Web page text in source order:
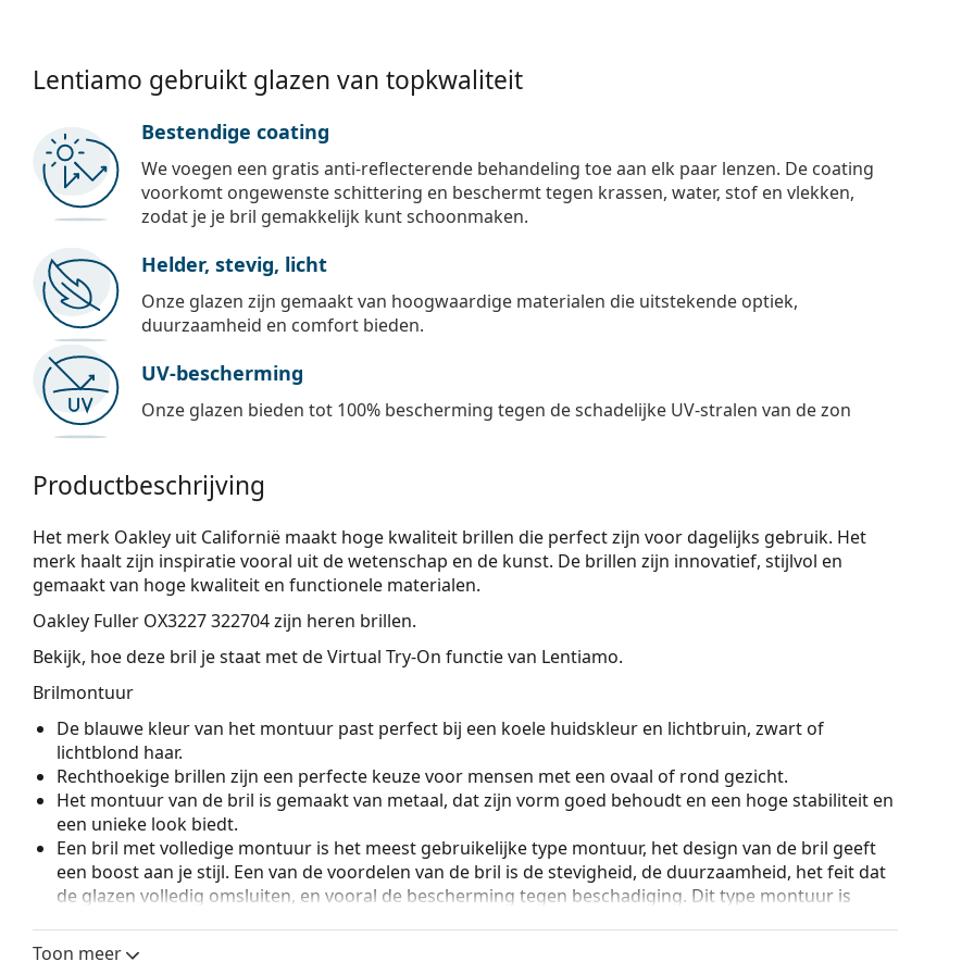
Lentiamo gebruikt glazen van topkwaliteit
Bestendige coating
We voegen een gratis anti-reflecterende behandeling toe aan elk paar lenzen. De coating
voorkomt ongewenste schittering en beschermt tegen krassen, water, stof en vlekken,
zodat je je bril gemakkelijk kunt schoonmaken.
Helder, stevig, licht
Onze glazen zijn gemaakt van hoogwaardige materialen die uitstekende optiek,
duurzaamheid en comfort bieden.
UV-bescherming
Onze glazen bieden tot 100% bescherming tegen de schadelijke UV-stralen van de zon
Productbeschrijving
Het merk Oakley uit Californië maakt hoge kwaliteit brillen die perfect zijn voor dagelijks gebruik. Het
merk haalt zijn inspiratie vooral uit de wetenschap en de kunst. De brillen zijn innovatief, stijlvol en
gemaakt van hoge kwaliteit en functionele materialen.
Oakley Fuller OX3227 322704zijn heren brillen.
Bekijk, hoe deze bril je staat met de Virtual Try-On functie van Lentiamo.
Brilmontuur
De blauwe kleur van het montuur past perfect bij een koele huidskleur en lichtbruin, zwart of
lichtblond haar.
Rechthoekige brillen zijn een perfecte keuze voor mensen met een ovaal of rond gezicht.
Het montuur van de bril is gemaakt van metaal, dat zijn vorm goed behoudt en een hoge stabiliteit en
een unieke look biedt.
Een bril met volledige montuur is het meest gebruikelijke type montuur, het design van de bril geeft
een boost aan je stijl. Een van de voordelen van de bril is de stevigheid, de duurzaamheid, het feit dat
de glazen volledig omsluiten, en vooral de bescherming tegen beschadiging. Dit type montuur is
mogelijk. De neuspads passen zich aan de vorm van de neus aan en zorgen zo voor meer
Toon meer